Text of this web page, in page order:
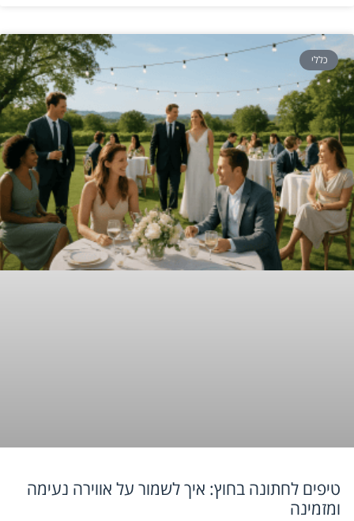
כללי
טיפים לחתונה בחוץ: איך לשמור על אווירה נעימה
ומזמינה